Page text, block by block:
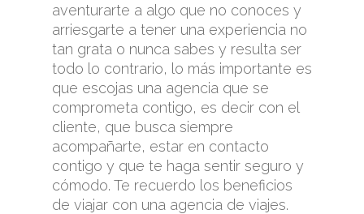
aventurarte a algo que no conoces y
arriesgarte a tener una experiencia no
tan grata o nunca sabes y resulta ser
todo lo contrario, lo más importante es
que escojas una agencia que se
comprometa contigo, es decir con el
cliente, que busca siempre
acompañarte, estar en contacto
contigo y que te haga sentir seguro y
cómodo. Te recuerdo los beneficios
de viajar con una agencia de viajes.